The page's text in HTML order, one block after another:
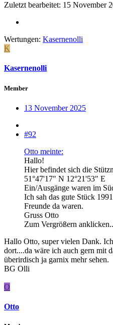
Zuletzt bearbeitet: 15 November
Wertungen: Kasernenolli
K
Kasernenolli
Member
13 November 2025
#92
Otto meinte:
Hallo!
Hier befindet sich die
51°47'17" N 12°21'53" E
Ein/Ausgänge waren im
Ich sah das gute Stück
Freunde da waren.
Gruss Otto
Zum Vergrößern
Hallo Otto, super vielen Dank.
dort....da wäre ich auch gern mit
überirdisch ja garnix mehr sehen.
BG Olli
O
Otto